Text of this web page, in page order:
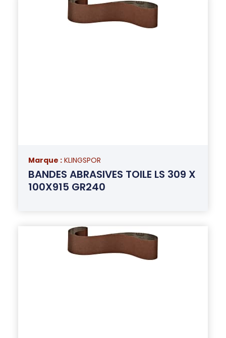
Marque : KLINGSPOR
BANDES ABRASIVES TOILE LS 309 X
100X915 GR240